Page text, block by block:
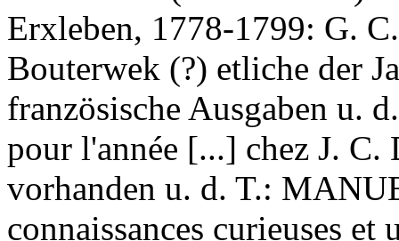
Erxleben, 1778-1799: G.
Bouterwek (?) etliche der
französische Ausgaben u.
pour l'année [...] chez J. C.
vorhanden u. d. T.:
connaissances curieuses